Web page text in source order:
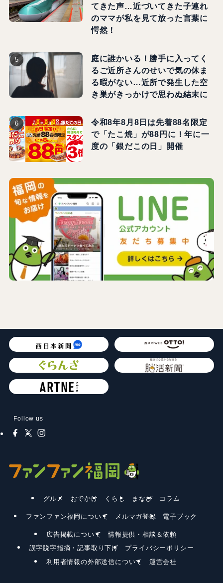
てきた声…近づいてきた子連れ
のママが私を見て放った言葉に
愕然！
庭に誰かいる！勝手に入ってく
るご近所さんのせいで気の休ま
る暇がない…近所で発生した空
き巣がきっかけで思わぬ結末に
令和8年8月8日は先着88名限定
で「たこ焼」が88円に！年に一
度の「銀だこの日」開催
Follow us
グルメ おでかけ くらし まなび コラム
ファンファン福岡について メルマガ登録 電子ブック
広告掲載について
情報提供・相談＆依頼
誤字脱字指摘・記事取り下げ
プライバシーポリシー
利用者情報の外部送信について
運営会社